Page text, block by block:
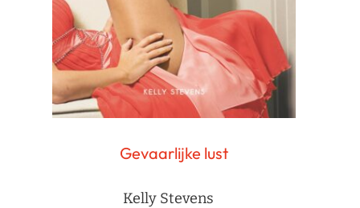
Gevaarlijke lust
Kelly Stevens